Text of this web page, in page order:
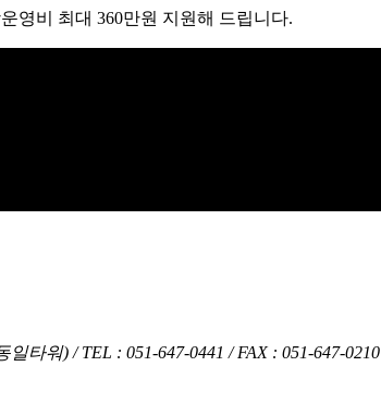
영비 최대 360만원 지원해 드립니다.
일타워) /TEL : 051-647-0441 /FAX : 051-647-0210